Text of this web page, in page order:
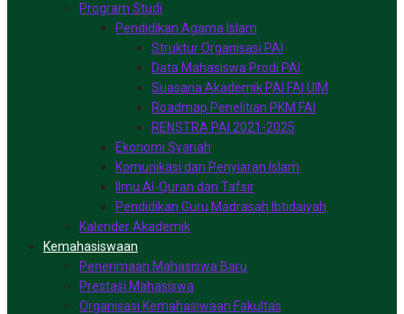
Program Studi
Pendidikan Agama Islam
Struktur Organisasi PAI
Data Mahasiswa Prodi PAI
Suasana Akademik PAI FAI UIM
Roadmap Penelitian PKM FAI
RENSTRA PAI 2021-2025
Ekonomi Syariah
Komunikasi dan Penyiaran Islam
Ilmu Al-Quran dan Tafsir
Pendidikan Guru Madrasah Ibtidaiyah
Kalender Akademik
Kemahasiswaan
Penerimaan Mahasiswa Baru
Prestasi Mahasiswa
Organisasi Kemahasiwaan Fakultas